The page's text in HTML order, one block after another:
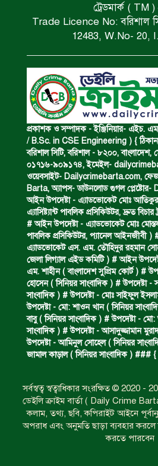
বিজিবি’র অভিযানে
অপহৃত রোহিঙ্গা উদ্ধার।
পানিতে ডুবে এক
ঝুলন্ত মরদেহ উদ্ধার।
অবৈধ ঘের নির্মাণে
একজন সড়ক
ডাকাত দলের সদস্য
ঝুলন্ত মরদেহ উদ্ধার।
প্রধান আসামির
ট্রেডমার্ক ( TM )
Trade Licence No: বরিশাল
12483, W.No- 20,
প্রকাশক ও সম্পাদক - ইঞ্জিনিয়ার- এইচ. এম.
/ B.Sc. in CSE Engineering ) {
বরিশাল সিটি, বরিশাল - ৮২০০, বাংলাদেশ,
০১৭১৬-৯০৯১৭৪, ইমেইল-
ওয়েবসাইট- Dailycrimebarta.com,
Barta, অ‍্যাপস- ডাউনলোড গুগল
আইন উপদেষ্টা - এ্যাডভোকেট মোঃ আতিকুর
এ‍্যাসিষ্ট‍্যান্ট পাবলিক প্রসিকিউটর, দ্রুত
# আইন উপদেষ্টা - এ্যাডভোকেট মোঃ মোস্তফা
পাবলিক প্রসিকিউটর, প‍্যানেল আইনজীবী )
এ্যাডভোকেট এস. এম. তৌহিদুর রহমান
জেলা লিগ্যাল এইড কমিটি ) # আইন
এম. শাহীন ( বাংলাদেশ সুপ্রিম কোর্ট ) #
হোসেন ( সিনিয়র সাংবাদিক ) # উপদেষ্টা -
সাংবাদিক ) # উপদেষ্টা - মোঃ সাইফুল
উপদেষ্টা - মো: শাওন খান ( সিনিয়র
বাবু ( সিনিয়র সাংবাদিক ) # উপদেষ্টা -
সাংবাদিক ) # উপদেষ্টা - আসাদুজ্জামান
উপদেষ্টা - আমিনুল সোহেল ( সিনিয়র
জামাল কাড়াল ( সিনিয়র সাংবাদিক )
সর্বস্বত্ব স্বত্বাধিকার সংরক্ষিত © 2020 -
ডেইলি ক্রাইম বার্তা ( Daily Crime
কলাম, তথ্য, ছবি, কপিরাইট আইনে
অপরাধ এবং অনুমতি ছাড়া ব্যবহার করলে
করতে পারবেন